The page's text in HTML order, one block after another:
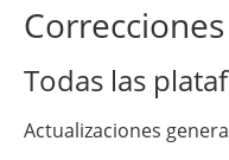
Todas las
Actualizaciones